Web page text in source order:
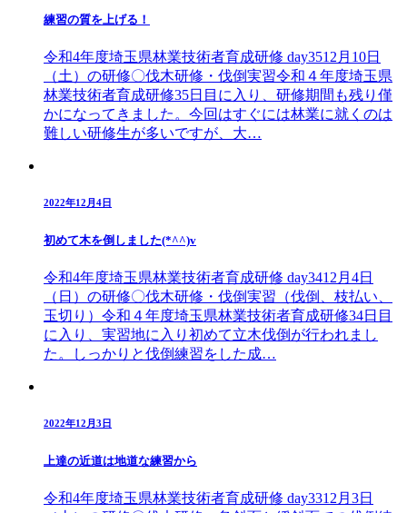
練習の質を上げる！
令和4年度埼玉県林業技術者育成研修 day3512月10日
（土）の研修〇伐木研修・伐倒実習令和４年度埼玉県
林業技術者育成研修35日目に入り、研修期間も残り僅
かになってきました。今回はすぐには林業に就くのは
難しい研修生が多いですが、大…
2022年12月4日
初めて木を倒しました(*^^)v
令和4年度埼玉県林業技術者育成研修 day3412月4日
（日）の研修〇伐木研修・伐倒実習（伐倒、枝払い、
玉切り）令和４年度埼玉県林業技術者育成研修34日目
に入り、実習地に入り初めて立木伐倒が行われまし
た。しっかりと伐倒練習をした成…
2022年12月3日
上達の近道は地道な練習から
令和4年度埼玉県林業技術者育成研修 day3312月3日